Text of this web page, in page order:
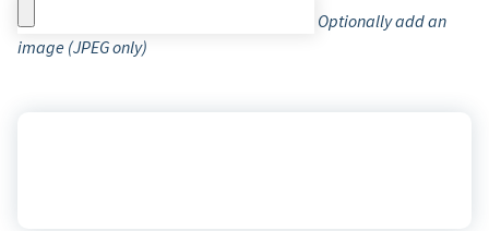
Optionally add an
image (JPEG only)